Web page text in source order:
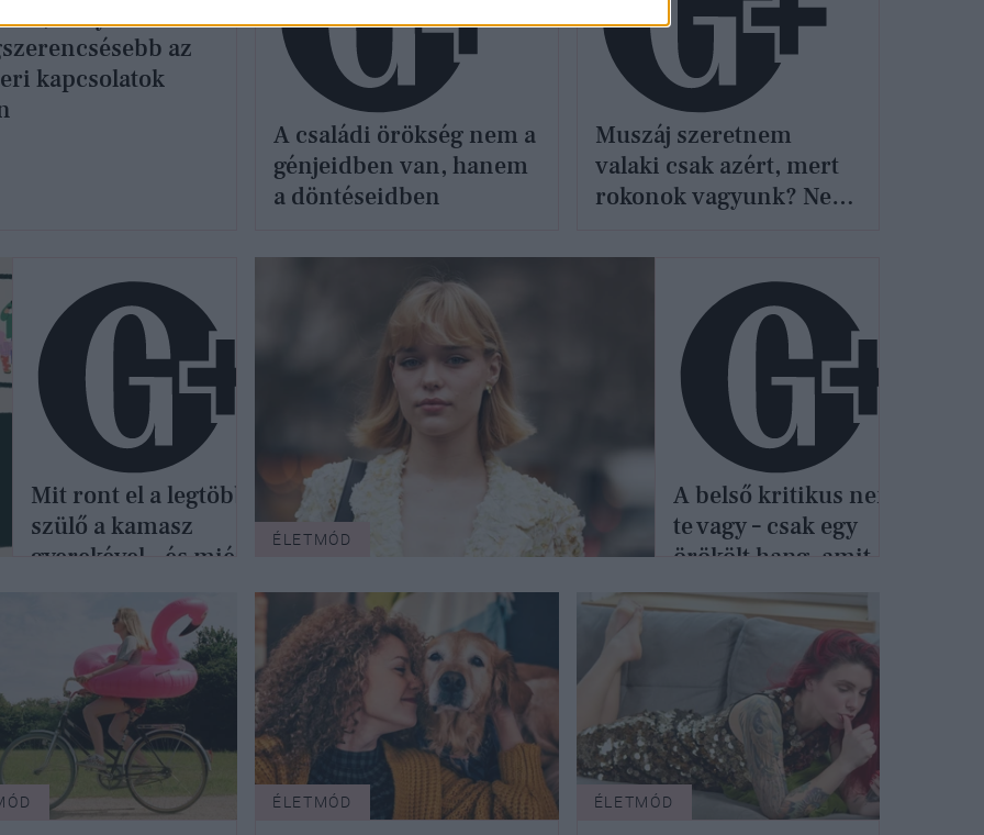
melyik testvér
az
kapcsolatok
A családi örökség nem a
génjeidben van, hanem
a döntéseidben
Muszáj szeretnem
valaki csak azért, mert
rokonok vagyunk? Nem
Mit ront el a legtöbb
szülő a kamasz
gyerekével – és miért
kapcsolatukba?
ÉLETMÓD
A belső kritikus nem
te vagy – csak egy
örökölt hang, amit
ideje leállítani
ÉLETMÓD ÉLETMÓD